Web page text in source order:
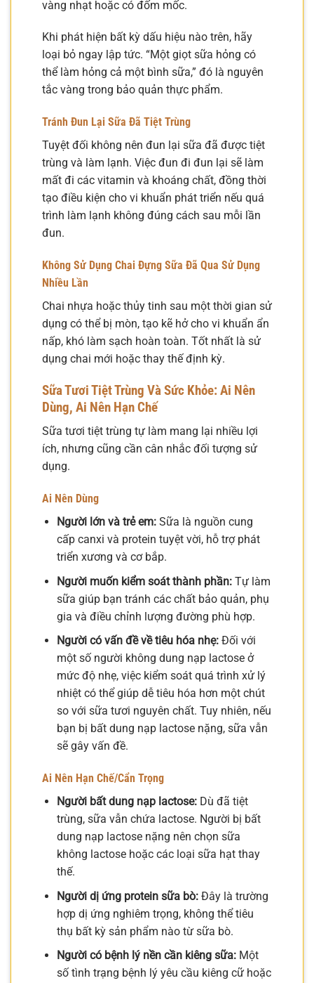
vàng nhạt hoặc có đốm mốc.
Khi phát hiện bất kỳ dấu hiệu nào trên, hãy
loại bỏ ngay lập tức. “Một giọt sữa hỏng có
thể làm hỏng cả một bình sữa,” đó là nguyên
tắc vàng trong bảo quản thực phẩm.
Tránh Đun Lại Sữa Đã Tiệt Trùng
Tuyệt đối không nên đun lại sữa đã được tiệt
trùng và làm lạnh. Việc đun đi đun lại sẽ làm
mất đi các vitamin và khoáng chất, đồng thời
tạo điều kiện cho vi khuẩn phát triển nếu quá
trình làm lạnh không đúng cách sau mỗi lần
đun.
Không Sử Dụng Chai Đựng Sữa Đã Qua Sử Dụng
Nhiều Lần
Chai nhựa hoặc thủy tinh sau một thời gian sử
dụng có thể bị mòn, tạo kẽ hở cho vi khuẩn ẩn
nấp, khó làm sạch hoàn toàn. Tốt nhất là sử
dụng chai mới hoặc thay thế định kỳ.
Sữa Tươi Tiệt Trùng Và Sức Khỏe: Ai Nên
Dùng, Ai Nên Hạn Chế
Sữa tươi tiệt trùng tự làm mang lại nhiều lợi
ích, nhưng cũng cần cân nhắc đối tượng sử
dụng.
Ai Nên Dùng
Người lớn và trẻ em:Sữa là nguồn cung
cấp canxi và protein tuyệt vời, hỗ trợ phát
triển xương và cơ bắp.
Người muốn kiểm soát thành phần:Tự làm
sữa giúp bạn tránh các chất bảo quản, phụ
gia và điều chỉnh lượng đường phù hợp.
Người có vấn đề về tiêu hóa nhẹ:Đối với
một số người không dung nạp lactose ở
mức độ nhẹ, việc kiểm soát quá trình xử lý
nhiệt có thể giúp dễ tiêu hóa hơn một chút
so với sữa tươi nguyên chất. Tuy nhiên, nếu
bạn bị bất dung nạp lactose nặng, sữa vẫn
sẽ gây vấn đề.
Ai Nên Hạn Chế/Cẩn Trọng
Người bất dung nạp lactose:Dù đã tiệt
trùng, sữa vẫn chứa lactose. Người bị bất
dung nạp lactose nặng nên chọn sữa
không lactose hoặc các loại sữa hạt thay
thế.
Người dị ứng protein sữa bò:Đây là trường
hợp dị ứng nghiêm trọng, không thể tiêu
thụ bất kỳ sản phẩm nào từ sữa bò.
Người có bệnh lý nền cần kiêng sữa:Một
số tình trạng bệnh lý yêu cầu kiêng cữ hoặc